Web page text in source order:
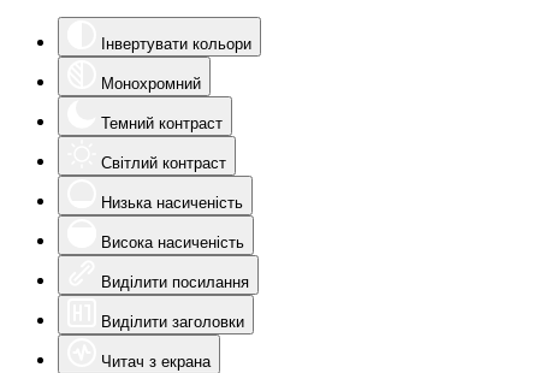
Інвертувати кольори
Монохромний
Темний контраст
Світлий контраст
Низька насиченість
Висока насиченість
Виділити посилання
Виділити заголовки
Читач з екрана